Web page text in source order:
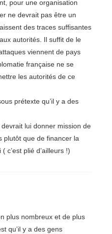
pour une organisation
ne devrait pas être un
des traces suffisantes
autorités. Il suffit de le
viennent de pays
française ne se
les autorités de ce
prétexte qu’il y a des
lui donner mission de
plutôt que de financer la
c’est plié d’ailleurs !)
plus nombreux et de plus
qu’il y a des gens